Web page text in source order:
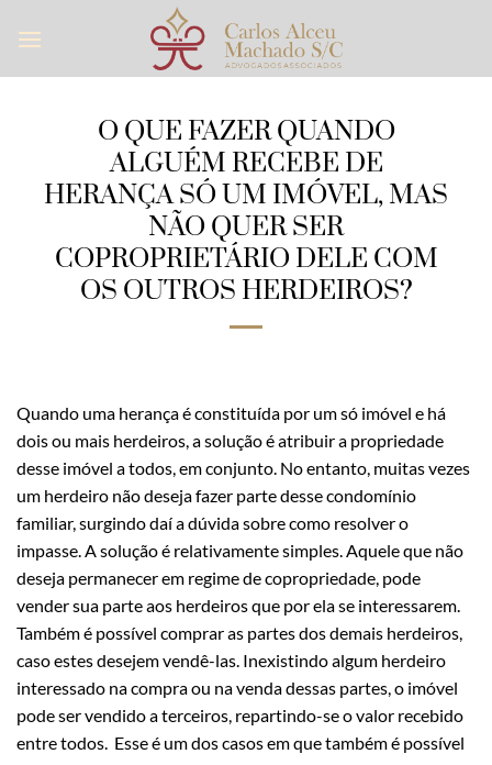
O QUE FAZER QUANDO
ALGUÉM RECEBE DE
HERANÇA SÓ UM IMÓVEL, MAS
NÃO QUER SER
COPROPRIETÁRIO DELE COM
OS OUTROS HERDEIROS?
Quando uma herança é constituída por um só imóvel e há
dois ou mais herdeiros, a solução é atribuir a propriedade
desse imóvel a todos, em conjunto. No entanto, muitas vezes
um herdeiro não deseja fazer parte desse condomínio
familiar, surgindo daí a dúvida sobre como resolver o
impasse. A solução é relativamente simples. Aquele que não
deseja permanecer em regime de copropriedade, pode
vender sua parte aos herdeiros que por ela se interessarem.
Também é possível comprar as partes dos demais herdeiros,
caso estes desejem vendê-las. Inexistindo algum herdeiro
interessado na compra ou na venda dessas partes, o imóvel
pode ser vendido a terceiros, repartindo-se o valor recebido
entre todos. Esse é um dos casos em que também é possível